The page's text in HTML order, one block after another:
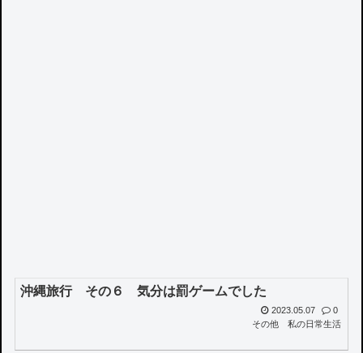
沖縄旅行 その６ 気分は罰ゲームでした
2023.05.07
0
その他
私の日常生活